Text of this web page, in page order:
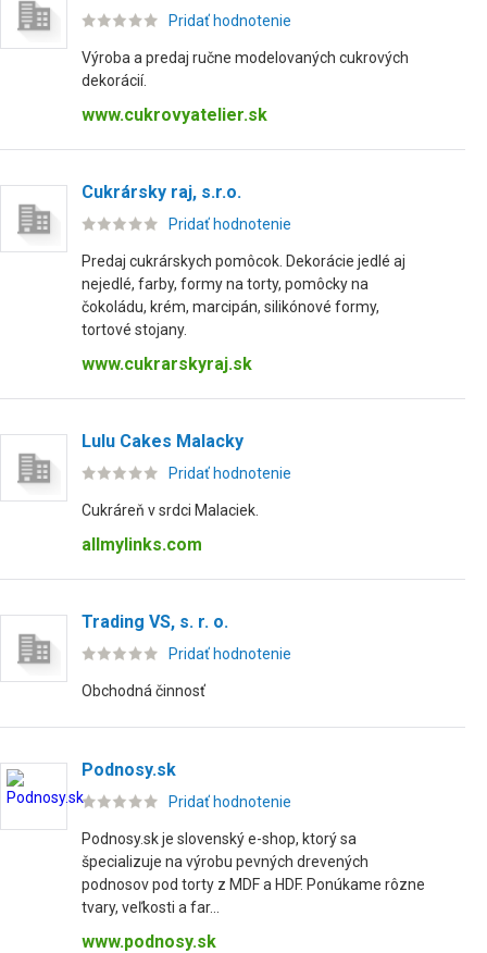
Pridať hodnotenie
Výroba a predaj ručne modelovaných cukrových
dekorácií.
www.cukrovyatelier.sk
Cukrársky raj, s.r.o.
Pridať hodnotenie
Predaj cukrárskych pomôcok. Dekorácie jedlé aj
nejedlé, farby, formy na torty, pomôcky na
čokoládu, krém, marcipán, silikónové formy,
tortové stojany.
www.cukrarskyraj.sk
Lulu Cakes Malacky
Pridať hodnotenie
Cukráreň v srdci Malaciek.
allmylinks.com
Trading VS, s. r. o.
Pridať hodnotenie
Obchodná činnosť
Podnosy.sk
Pridať hodnotenie
Podnosy.sk je slovenský e-shop, ktorý sa
špecializuje na výrobu pevných drevených
podnosov pod torty z MDF a HDF. Ponúkame rôzne
tvary, veľkosti a far...
www.podnosy.sk